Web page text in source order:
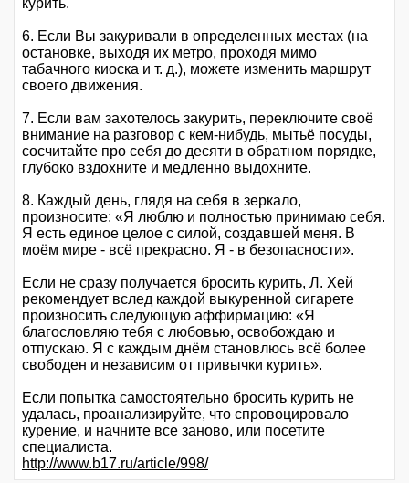
6. Если Вы закуривали в определенных местах (на
остановке, выходя их метро, проходя мимо
табачного киоска и т. д.), можете изменить маршрут
своего движения.
7. Если вам захотелось закурить, переключите своё
внимание на разговор с кем-нибудь, мытьё посуды,
сосчитайте про себя до десяти в обратном порядке,
глубоко вздохните и медленно выдохните.
8. Каждый день, глядя на себя в зеркало,
произносите: «Я люблю и полностью принимаю себя.
Я есть единое целое с силой, создавшей меня. В
моём мире - всё прекрасно. Я - в безопасности».
Если не сразу получается бросить курить, Л. Хей
рекомендует вслед каждой выкуренной сигарете
произносить следующую аффирмацию: «Я
благословляю тебя с любовью, освобождаю и
отпускаю. Я с каждым днём становлюсь всё более
свободен и независим от привычки курить».
Если попытка самостоятельно бросить курить не
удалась, проанализируйте, что спровоцировало
курение, и начните все заново, или посетите
специалиста.
http://www.b17.ru/article/998/